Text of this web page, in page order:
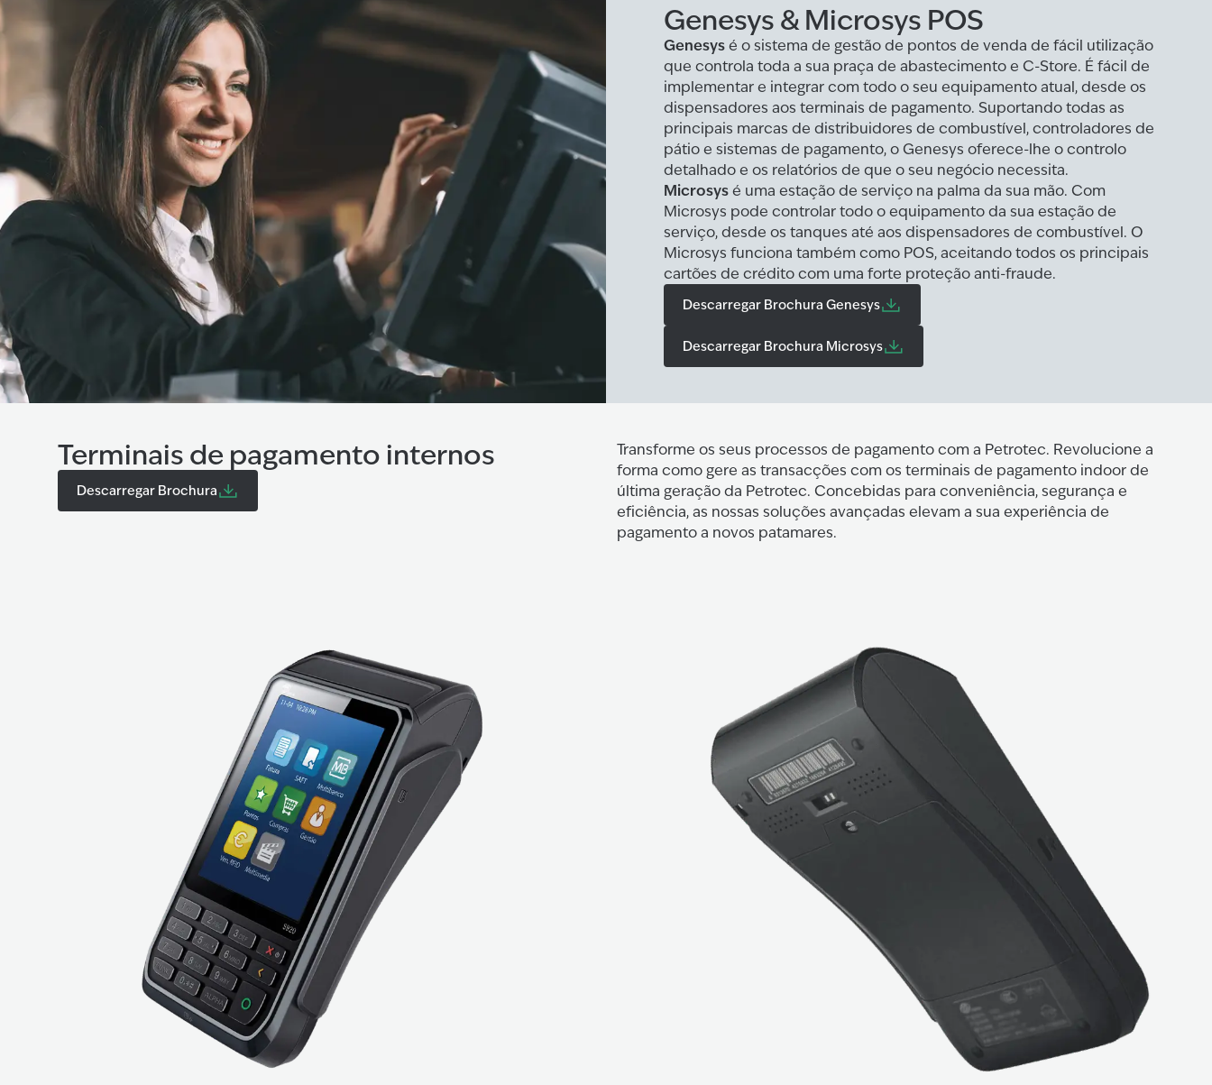
Genesys & Microsys POS
Genesysé o sistema de gestão de pontos de venda de fácil utilização
que controla toda a sua praça de abastecimento e C-Store. É fácil de
implementar e integrar com todo o seu equipamento atual, desde os
dispensadores aos terminais de pagamento. Suportando todas as
principais marcas de distribuidores de combustível, controladores de
pátio e sistemas de pagamento, o Genesys oferece-lhe o controlo
detalhado e os relatórios de que o seu negócio necessita.
Microsysé uma estação de serviço na palma da sua mão. Com
Microsys pode controlar todo o equipamento da sua estação de
serviço, desde os tanques até aos dispensadores de combustível. O
Microsys funciona também como POS, aceitando todos os principais
cartões de crédito com uma forte proteção anti-fraude.
Descarregar Brochura Genesys
Descarregar Brochura Microsys
Terminais de pagamento internos
Descarregar Brochura
Transforme os seus processos de pagamento com a Petrotec. Revolucione a
forma como gere as transacções com os terminais de pagamento indoor de
última geração da Petrotec. Concebidas para conveniência, segurança e
eficiência, as nossas soluções avançadas elevam a sua experiência de
pagamento a novos patamares.